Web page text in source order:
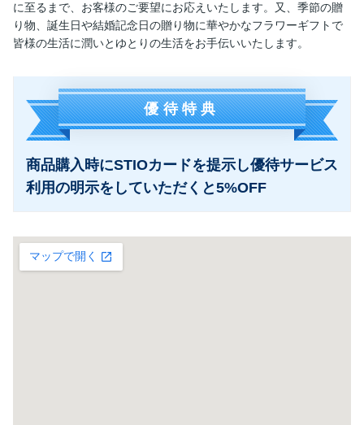
に至るまで、お客様のご要望にお応えいたします。又、季節の贈
り物、誕生日や結婚記念日の贈り物に華やかなフラワーギフトで
皆様の生活に潤いとゆとりの生活をお手伝いいたします。
優待特典
商品購入時にSTIOカードを提示し優待サービス
利用の明示をしていただくと5%OFF